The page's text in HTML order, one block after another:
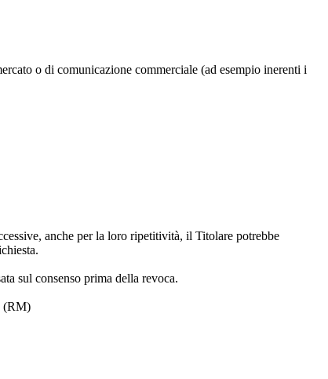
o di comunicazione commerciale (ad esempio inerenti i
anche per la loro ripetitività, il Titolare potrebbe
sul consenso prima della revoca.
(RM)